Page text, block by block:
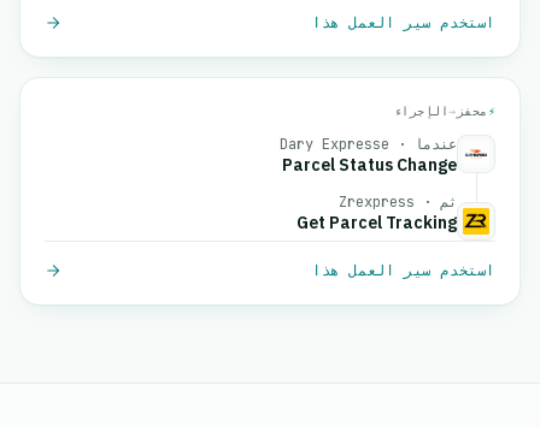
استخدم سير العمل هذا
⚡ محفز →الإجراء
عندما · Dary Expresse
Parcel Status Change
ثم · Zrexpress
Get Parcel Tracking
استخدم سير العمل هذا